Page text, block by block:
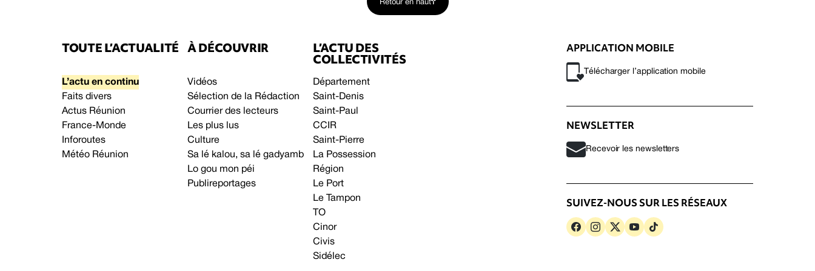
Retour en haut
TOUTE L’ACTUALITÉ
L’actu en continu
Faits divers
Actus Réunion
France-Monde
Inforoutes
Météo Réunion
À DÉCOUVRIR
Vidéos
Sélection de la Rédaction
Courrier des lecteurs
Les plus lus
Culture
Sa lé kalou, sa lé gadyamb
Lo gou mon péi
Publireportages
L’ACTU DES
COLLECTIVITÉS
Département
Saint-Denis
Saint-Paul
CCIR
Saint-Pierre
La Possession
Région
Le Port
Le Tampon
TO
Cinor
Civis
Sidélec
APPLICATION MOBILE
Télécharger l’application mobile
NEWSLETTER
Recevoir les newsletters
SUIVEZ-NOUS SUR LES RÉSEAUX